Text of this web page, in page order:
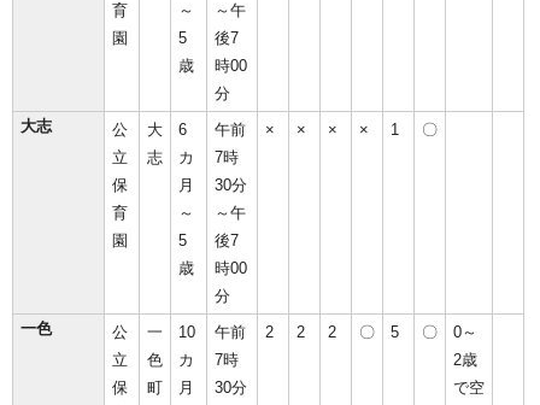
育
園
～
5
歳
～午
後7
時00
分
大志
公
立
保
育
園
大
志
6
カ
月
～
5
歳
午前
7時
30分
～午
後7
時00
分
× × × × 1 〇
一色
公
立
保
一
色
町
10
カ
月
午前
7時
30分
2 2 2 〇 5 〇
0～
2歳
で空